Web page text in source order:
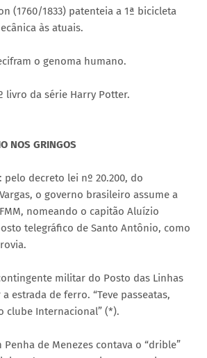
(1760/1833) patenteia a 1ª bicicleta
às atuais.
o genoma humano.
livro da série Harry Potter.
NOS GRINGOS
pelo decreto lei nº 20.200, do
o governo brasileiro assume a
nomeando o capitão Aluízio
telegráfico de Santo Antônio, como
militar do Posto das Linhas
estrada de ferro. “Teve passeatas,
clube Internacional” (*).
de Menezes contava o “drible”